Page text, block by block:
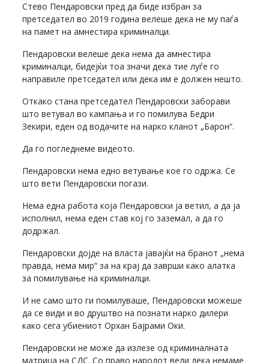
Стево Пендаровски пред да биде избран за
претседател во 2019 година велеше дека не му паѓа
на памет на амнестира криминалци.
Пендаровски велеше дека нема да амнестира
криминалци, бидејќи тоа значи дека тие луѓе го
направиле претседател или дека им е должен нешто.
Откако стана претседател Пендаровски заборави
што ветувал во кампања и го помилува Бедри
Зекири, еден од водачите на нарко кланот „Барон“.
Да го погледнеме видеото.
Пендаровски нема едно ветување кое го одржа. Се
што вети Пендаровски погази.
Нема една работа која Пендаровски ја ветил, а да ја
исполнил, нема еден став кој го заземал, а да го
додржал.
Пендаровски дојде на власта јавајќи на бранот „нема
правда, нема мир“ за на крај да заврши како алатка
за помилување на криминалци.
И не само што ги помилуваше, Пендаровски можеше
да се види и во друштво на познати нарко дилери
како сега убиениот Орхан Бајрами Оки.
Пендаровски не може да излезе од криминалната
матрица на СДС. Со право народот вели дека немаме